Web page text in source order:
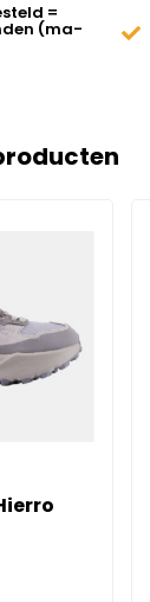
=
(ma-